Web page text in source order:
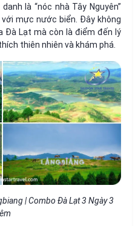
là “nóc nhà Tây Nguyên”
mực nước biển. Đây không
Đà Lạt mà còn là điểm đến lý
thiên nhiên và khám phá.
| Combo Đà Lạt 3 Ngày 3